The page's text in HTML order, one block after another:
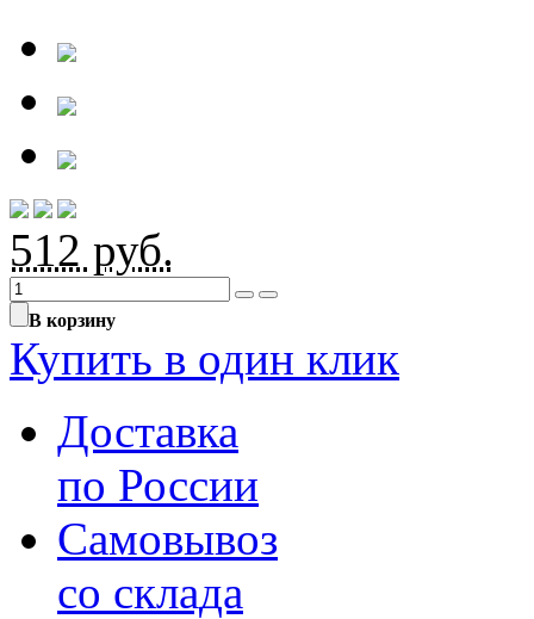
512 руб.
В корзину
Купить в один клик
Доставка
по России
Самовывоз
со склада